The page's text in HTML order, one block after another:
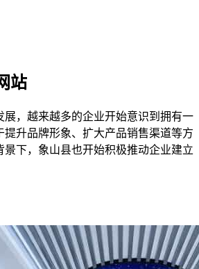
站
展，越来越多的企业开始意识到拥有一
提升品牌形象、扩大产品销售渠道等方
景下，象山县也开始积极推动企业建立